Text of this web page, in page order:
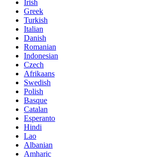
Irish
Greek
Turkish
Italian
Danish
Romanian
Indonesian
Czech
Afrikaans
Swedish
Polish
Basque
Catalan
Esperanto
Hindi
Lao
Albanian
Amharic